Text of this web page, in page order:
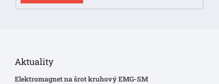
Aktuality
Elektromagnet na šrot kruhový EMG-SM